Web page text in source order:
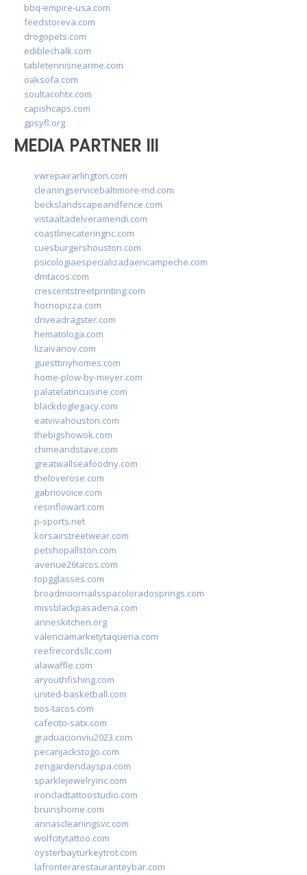
bbq-empire-usa.com
feedstoreva.com
drogopets.com
ediblechalk.com
tabletennisnearme.com
oaksofa.com
soultacohtx.com
capishcaps.com
gpsyfl.org
MEDIA PARTNER III
vwrepairarlington.com
cleaningservicebaltimore-md.com
beckslandscapeandfence.com
vistaaltadelveramendi.com
coastlinecateringnc.com
cuesburgershouston.com
psicologiaespecializadaencampeche.com
dmtacos.com
crescentstreetprinting.com
hornopizza.com
driveadragster.com
hematologa.com
lizaivanov.com
guesttinyhomes.com
home-plow-by-meyer.com
palatelatincuisine.com
blackdoglegacy.com
eatvivahouston.com
thebigshowok.com
chimeandstave.com
greatwallseafoodny.com
theloverose.com
gabriovoice.com
resinflowart.com
p-sports.net
korsairstreetwear.com
petshopallston.com
avenue26tacos.com
topgglasses.com
broadmoornailsspacoloradosprings.com
missblackpasadena.com
anneskitchen.org
valenciamarketytaqueria.com
reefrecordsllc.com
alawaffle.com
aryouthfishing.com
united-basketball.com
tios-tacos.com
cafecito-satx.com
graduacionviu2023.com
pecanjackstogo.com
zengardendayspa.com
sparklejewelryinc.com
ironcladtattoostudio.com
bruinshome.com
annascleaningsvc.com
wolfcitytattoo.com
oysterbayturkeytrot.com
lafronterarestauranteybar.com